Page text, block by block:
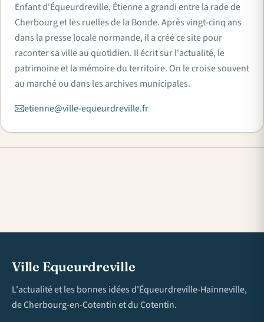
Enfant d'Équeurdreville, Étienne a grandi entre la rade de
Cherbourg et les ruelles de la Bonde. Après vingt-cinq ans
dans la presse locale normande, il a créé ce site pour
raconter sa ville au quotidien. Il écrit sur l'actualité, le
patrimoine et la mémoire du territoire. On le croise souvent
au marché ou dans les archives municipales.
etienne@ville-equeurdreville.fr
Ville Equeurdreville
L'actualité et les bonnes idées d'Équeurdreville-Hainneville,
de Cherbourg-en-Cotentin et du Cotentin.